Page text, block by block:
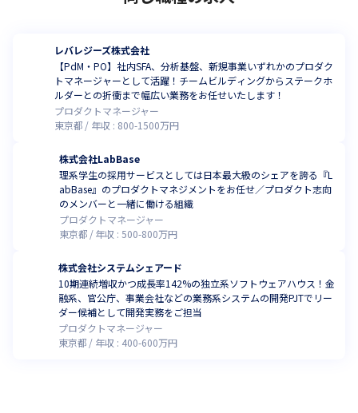
レバレジーズ株式会社
【PdM・PO】社内SFA、分析基盤、新規事業いずれかのプロダク
トマネージャーとして活躍！チームビルディングからステークホ
ルダーとの折衝まで幅広い業務をお任せいたします！
プロダクトマネージャー
東京都
年収 : 800-1500万円
株式会社LabBase
理系学生の採用サービスとしては日本最大級のシェアを誇る『L
abBase』のプロダクトマネジメントをお任せ／プロダクト志向
のメンバーと一緒に働ける組織
プロダクトマネージャー
東京都
年収 :500-800万円
株式会社システムシェアード
10期連続増収かつ成長率142%の独立系ソフトウェアハウス！金
融系、官公庁、事業会社などの業務系システムの開発PJTでリー
ダー候補として開発実務をご担当
プロダクトマネージャー
東京都
年収 : 400-600万円